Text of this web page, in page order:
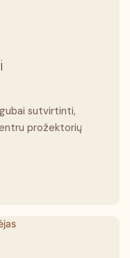
sutvirtinti,
prožektorių